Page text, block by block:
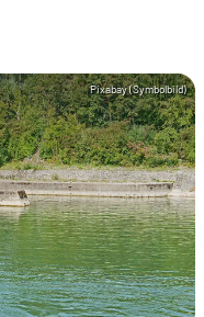
Pixabay (Symbolbild)